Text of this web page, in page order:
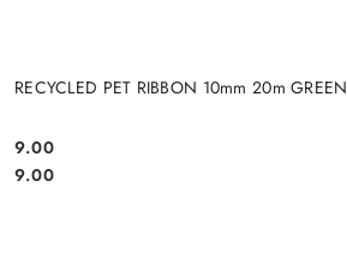
RECYCLED PET RIBBON 10mm 20m GREEN
Cena:
9.00
Cena:
9.00